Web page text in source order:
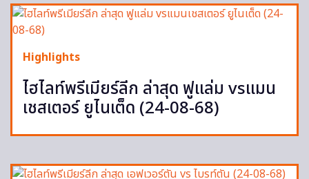
Highlights
ไฮไลท์พรีเมียร์ลีก ล่าสุด ฟูแล่ม vsแมน
เชสเตอร์ ยูไนเต็ด (24-08-68)